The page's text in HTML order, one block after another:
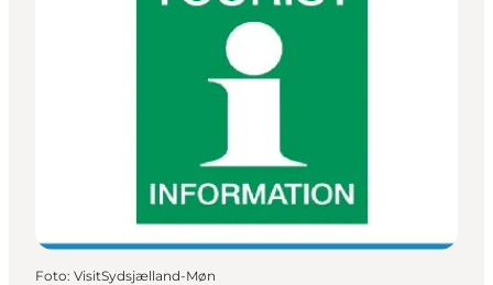
Foto: VisitSydsjælland-Møn